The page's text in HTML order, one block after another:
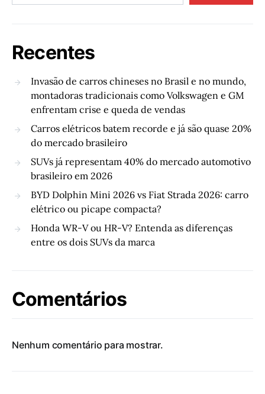
Recentes
Invasão de carros chineses no Brasil e no mundo,
montadoras tradicionais como Volkswagen e GM
enfrentam crise e queda de vendas
Carros elétricos batem recorde e já são quase 20%
do mercado brasileiro
SUVs já representam 40% do mercado automotivo
brasileiro em 2026
BYD Dolphin Mini 2026 vs Fiat Strada 2026: carro
elétrico ou picape compacta?
Honda WR-V ou HR-V? Entenda as diferenças
entre os dois SUVs da marca
Comentários
Nenhum comentário para mostrar.